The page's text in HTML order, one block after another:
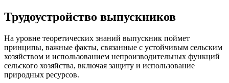
Трудоустройство выпускников
На уровне теоретических знаний выпускник поймет
принципы, важные факты, связанные с устойчивым сельским
хозяйством и использованием непроизводительных функций
сельского хозяйства, включая защиту и использование
природных ресурсов.